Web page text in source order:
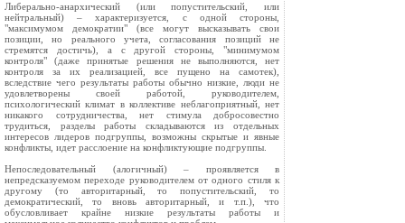
Либерально-анархический (или попустительский, или
нейтральный) – характеризуется, с одной стороны,
"максимумом демократии" (все могут высказывать свои
позиции, но реального учета, согласования позиций не
стремятся достичь), а с другой стороны, "минимумом
контроля" (даже принятые решения не выполняются, нет
контроля за их реализацией, все пущено на самотек),
вследствие чего результаты работы обычно низкие, люди не
удовлетворены своей работой, руководителем,
психологический климат в коллективе неблагоприятный, нет
никакого сотрудничества, нет стимула добросовестно
трудиться, разделы работы складываются из отдельных
интересов лидеров подгруппы, возможны скрытые и явные
конфликты, идет расслоение на конфликтующие подгруппы.
Непоследовательный (алогичный) – проявляется в
непредсказуемом переходе руководителем от одного стиля к
другому (то авторитарный, то попустительский, то
демократический, то вновь авторитарный, и т.п.), что
обусловливает крайне низкие результаты работы и